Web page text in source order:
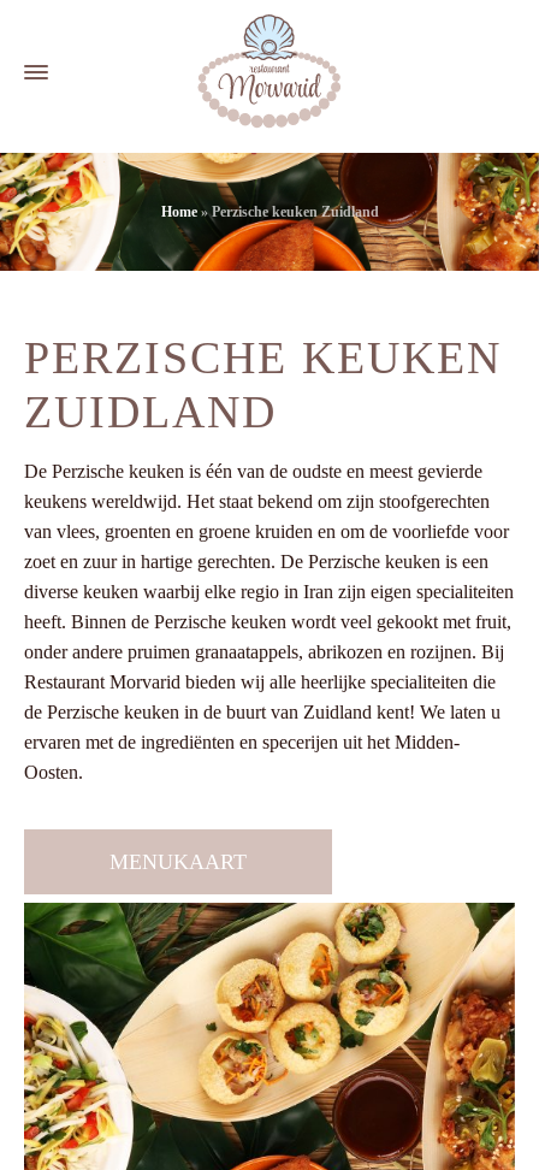
Home»Perzische keuken Zuidland
PERZISCHE KEUKEN
ZUIDLAND
De Perzische keuken is één van de oudste en meest gevierde
keukens wereldwijd. Het staat bekend om zijn stoofgerechten
van vlees, groenten en groene kruiden en om de voorliefde voor
zoet en zuur in hartige gerechten. De Perzische keuken is een
diverse keuken waarbij elke regio in Iran zijn eigen specialiteiten
heeft. Binnen de Perzische keuken wordt veel gekookt met fruit,
onder andere pruimen granaatappels, abrikozen en rozijnen. Bij
Restaurant Morvarid bieden wij alle heerlijke specialiteiten die
de Perzische keuken in de buurt van Zuidland kent! We laten u
ervaren met de ingrediënten en specerijen uit het Midden-
Oosten.
MENUKAART